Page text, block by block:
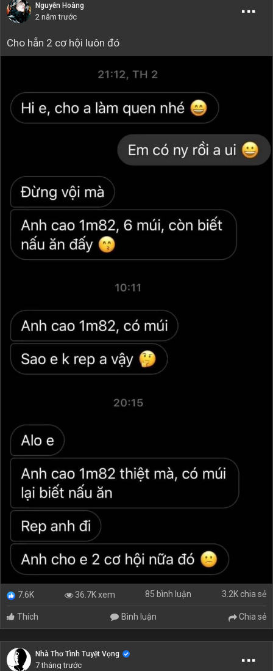
Nguyễn Hoàng
2 năm trước
Cho hẵn 2 cơ hội luôn đó
7.6K 36.7K xem 85 bình luận 3.2K chia sẻ
Thích Bình luận Chia sẻ
Nhà Thơ Tình Tuyệt Vọng
7 tháng trước